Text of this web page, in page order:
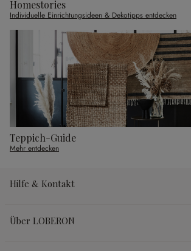
Homestories
Individuelle Einrichtungsideen & Dekotipps entdecken
Teppich-Guide
Mehr entdecken
Hilfe & Kontakt
Über LOBERON